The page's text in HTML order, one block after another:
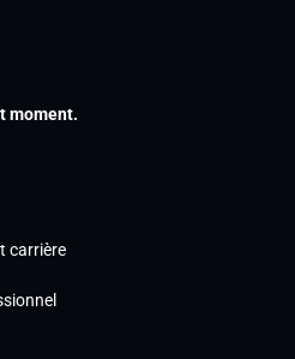
moment.
carrière